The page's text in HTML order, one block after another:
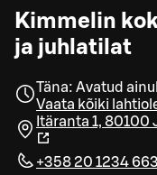
Kimmelin
ja juhlatilat
Täna: Avatud
Vaata kõiki
Itäranta 1, 80100
+358 20 1234 663